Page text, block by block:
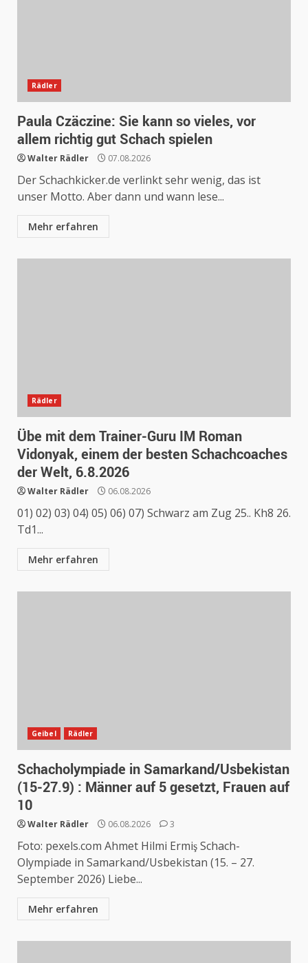
Rädler
Paula Czäczine: Sie kann so vieles, vor
allem richtig gut Schach spielen
Walter Rädler 07.08.2026
Der Schachkicker.de verlinkt sehr wenig, das ist
unser Motto. Aber dann und wann lese...
Mehr erfahren
Rädler
Übe mit dem Trainer-Guru IM Roman
Vidonyak, einem der besten Schachcoaches
der Welt, 6.8.2026
Walter Rädler 06.08.2026
01) 02) 03) 04) 05) 06) 07) Schwarz am Zug 25.. Kh8 26.
Td1...
Mehr erfahren
Geibel Rädler
Schacholympiade in Samarkand/Usbekistan
(15-27.9) : Männer auf 5 gesetzt, Frauen auf
10
Walter Rädler 06.08.2026 3
Foto: pexels.com Ahmet Hilmi Ermiş Schach-
Olympiade in Samarkand/Usbekistan (15. – 27.
September 2026) Liebe...
Mehr erfahren